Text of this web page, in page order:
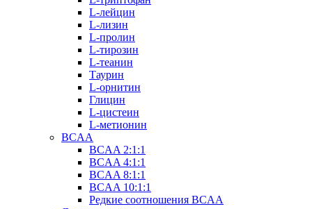
L-лейцин
L-лизин
L-пролин
L-тирозин
L-теанин
Таурин
L-орнитин
Глицин
L-цистеин
L-метионин
BCAA
BCAA 2:1:1
BCAA 4:1:1
BCAA 8:1:1
BCAA 10:1:1
Редкие соотношения BCAA